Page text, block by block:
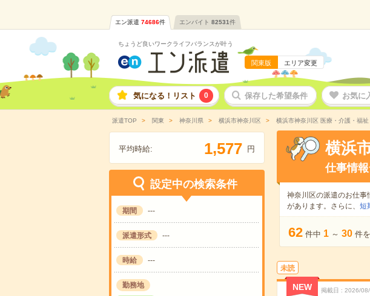
エン派遣 74686件 エンバイト 82531件
ちょうど良いワークライフバランスが叶う
関東版 エリア変更
気になる！リスト 0 保存した希望条件 お気に
派遣TOP 関東 神奈川県 横浜市神奈川区 横浜市神奈川区 医療・介護・福
平均時給: 1,577 円
設定中の検索条件
期間 ---
派遣形式 ---
時給 ---
勤務地
横浜
仕事情
神奈川区の派遣のお仕事
があります。さらに、 短
62 件中 1 ～ 30 件
未読
NEW 掲載日 2026/